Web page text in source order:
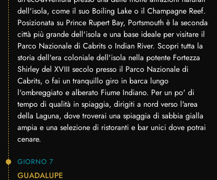
dell'isola, come il suo Boiling Lake o il Champagne Reef.
Posizionata su Prince Rupert Bay, Portsmouth è la seconda
città più grande dell'isola e una base ideale per visitare il
Parco Nazionale di Cabrits o Indian River. Scopri tutta la
storia dell'era coloniale dell'isola nella potente Fortezza
Shirley del XVIII secolo presso il Parco Nazionale di
Cabrits, o fai un tranquillo giro in barca lungo
l'ombreggiato e alberato Fiume Indiano. Per un po' di
tempo di qualità in spiaggia, dirigiti a nord verso l'area
della Laguna, dove troverai una spiaggia di sabbia gialla
ampia e una selezione di ristoranti e bar unici dove potrai
cenare.
GIORNO 7
GUADALUPE